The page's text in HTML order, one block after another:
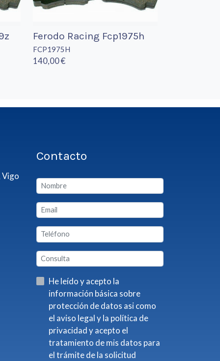
Ferodo Racing Fcp1975h
FCP1975H
140,00 €
Vigo
Contacto
He leído y acepto la
información básica sobre
protección de datos asi como
el aviso legal y la política de
privacidad y acepto el
tratamiento de mis datos para
el trámite de la solicitud